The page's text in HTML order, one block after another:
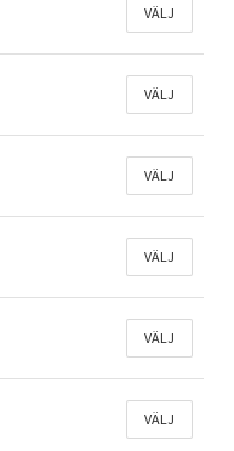
VÄLJ
VÄLJ
VÄLJ
VÄLJ
VÄLJ
VÄLJ